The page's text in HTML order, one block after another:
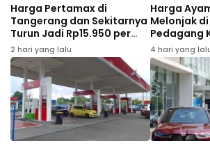
Harga Pertamax di
Tangerang dan Sekitarnya
Turun Jadi Rp15.950 per
Liter Mulai Agustus 2026
2 hari yang lalu
Harga
Melonjak
Pedagang
MBG dan
Baru
4 hari yang